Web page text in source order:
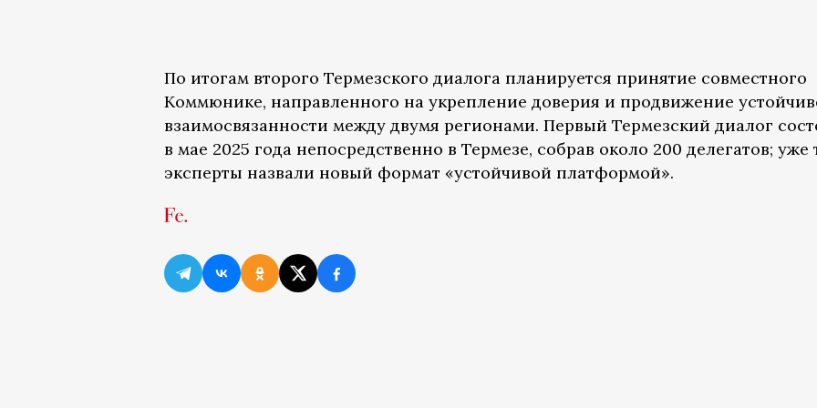
По итогам второго Термезского диалога планируется принятие совместного
Коммюнике, направленного на укрепление доверия и продвижение
взаимосвязанности между двумя регионами. Первый Термезский диалог
в мае 2025 года непосредственно в Термезе, собрав около 200 делегатов; уже
эксперты назвали новый формат «устойчивой платформой».